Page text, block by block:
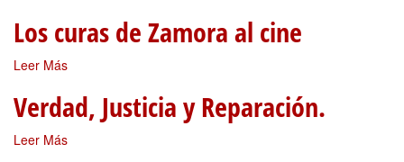
Los curas de Zamora al cine
Leer Más
Verdad, Justicia y Reparación.
Leer Más